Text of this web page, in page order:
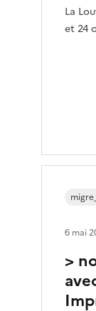
La
et 24
>
6 mai